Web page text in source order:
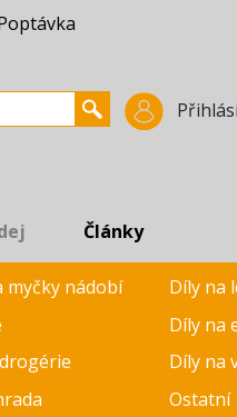
Články
myčky nádobí
Díly na
Díly na
Díly na
Ostatní